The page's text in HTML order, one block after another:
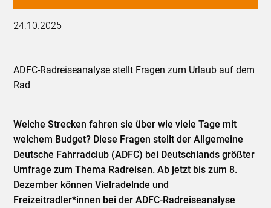
24.10.2025
ADFC-Radreiseanalyse stellt Fragen zum Urlaub auf dem
Rad
Welche Strecken fahren sie über wie viele Tage mit
welchem Budget? Diese Fragen stellt der Allgemeine
Deutsche Fahrradclub (ADFC) bei Deutschlands größter
Umfrage zum Thema Radreisen. Ab jetzt bis zum 8.
Dezember können Vielradelnde und
Freizeitradler*innen bei der ADFC-Radreiseanalyse